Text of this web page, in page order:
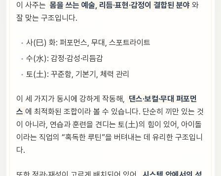
이 사주는 몸을 쓰는 예술, 리듬·표현·감정이 결합된 분야 와
잘 맞는 구조입니다.
사(巳) 화: 퍼포먼스, 무대, 스포트라이트
수(水): 감정·감성·리듬감
토(土): 꾸준함, 기본기, 체력 관리
이 세 가지가 동시에 강하게 작동해, 댄스·보컬·무대 퍼포먼
스 에 최적화된 조합이라 볼 수 있습니다. 단순히 끼만 있는 것
이 아니라, 연습과 훈련을 견디는 토(土)의 힘이 있어, 아이돌
이라는 직업의 “혹독한 루틴”을 버텨내는 데 유리한 구조입니
다.